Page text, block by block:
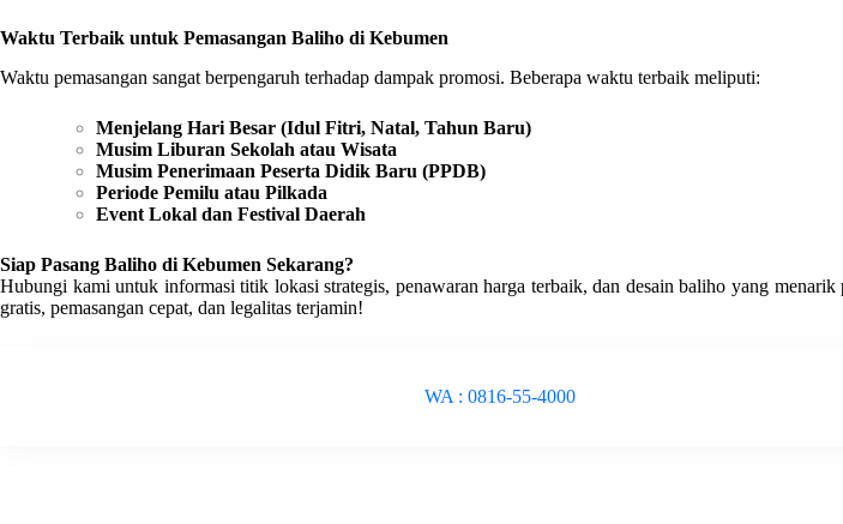
Waktu Terbaik untuk Pemasangan Baliho di Kebumen
Waktu pemasangan sangat berpengaruh terhadap dampak promosi. Beberapa waktu terbaik meliputi:
Menjelang Hari Besar (Idul Fitri, Natal, Tahun Baru)
Musim Liburan Sekolah atau Wisata
Musim Penerimaan Peserta Didik Baru (PPDB)
Periode Pemilu atau Pilkada
Event Lokal dan Festival Daerah
Siap Pasang Baliho di Kebumen Sekarang?
Hubungi kami untuk informasi titik lokasi strategis, penawaran harga terbaik, dan desain baliho yang menarik
gratis, pemasangan cepat, dan legalitas terjamin!
WA : 0816-55-4000